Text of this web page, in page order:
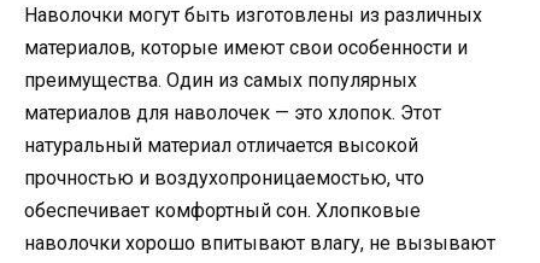
Наволочки могут быть изготовлены из различных
материалов, которые имеют свои особенности и
преимущества. Один из самых популярных
материалов для наволочек — это хлопок. Этот
натуральный материал отличается высокой
прочностью и воздухопроницаемостью, что
обеспечивает комфортный сон. Хлопковые
наволочки хорошо впитывают влагу, не вызывают